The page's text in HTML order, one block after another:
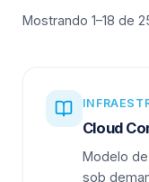
Mostrando 1–18 de
Cloud
Modelo
sob